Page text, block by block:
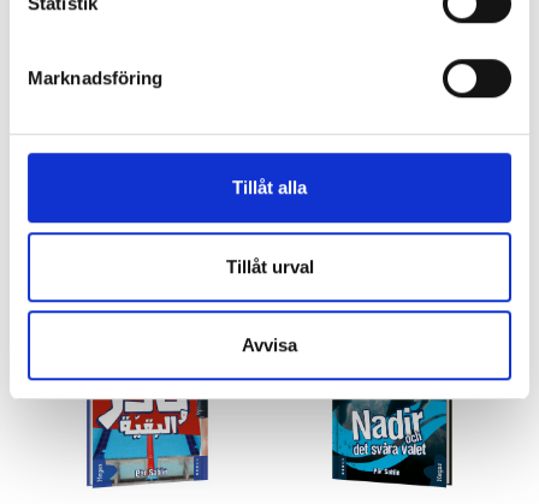
Marknadsföring
Tillåt alla
Tillåt urval
Avvisa